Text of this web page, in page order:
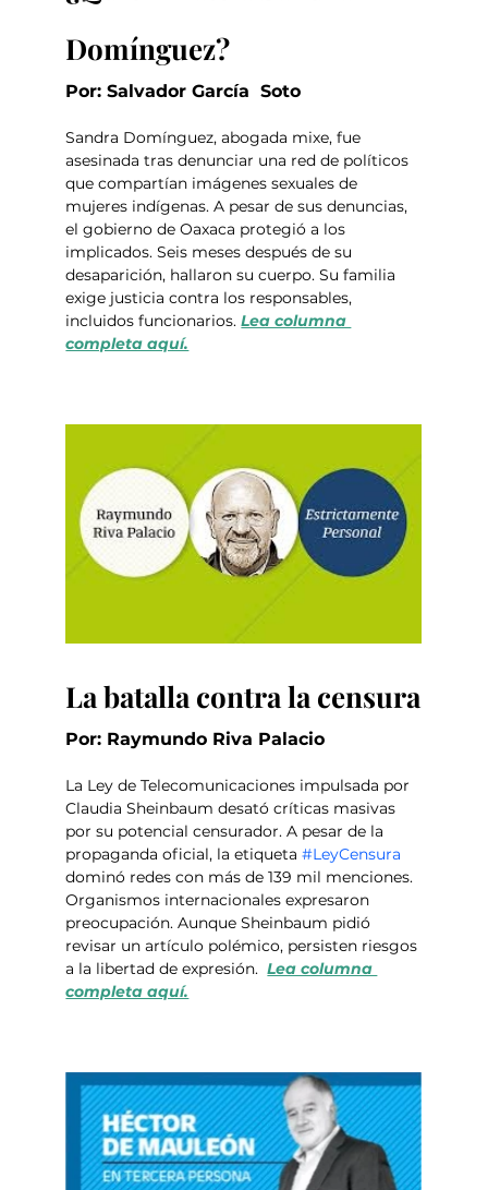
Domínguez?
Por: Salvador García  Soto
Sandra Domínguez, abogada mixe, fue
asesinada tras denunciar una red de políticos
que compartían imágenes sexuales de
mujeres indígenas. A pesar de sus denuncias,
el gobierno de Oaxaca protegió a los
implicados. Seis meses después de su
desaparición, hallaron su cuerpo. Su familia
exige justicia contra los responsables,
incluidos funcionarios. Lea columna
completa aquí.
La batalla contra la censura
Por: Raymundo Riva Palacio
La Ley de Telecomunicaciones impulsada por
Claudia Sheinbaum desató críticas masivas
por su potencial censurador. A pesar de la
propaganda oficial, la etiqueta #LeyCensura
dominó redes con más de 139 mil menciones.
Organismos internacionales expresaron
preocupación. Aunque Sheinbaum pidió
revisar un artículo polémico, persisten riesgos
a la libertad de expresión. Lea columna
completa aquí.